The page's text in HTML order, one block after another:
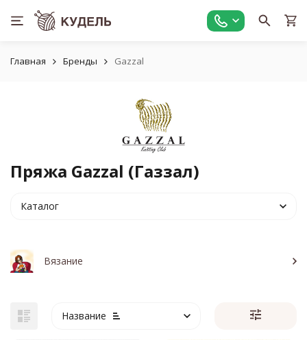
Главная Бренды Gazzal
Пряжа Gazzal (Газзал)
Каталог
Вязание
Название